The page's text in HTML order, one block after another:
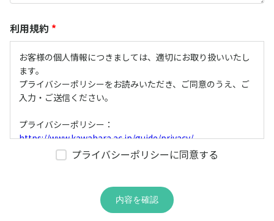
利用規約 *
お客様の個人情報につきましては、適切にお取り扱いいたし
ます。
プライバシーポリシーをお読みいただき、ご同意のうえ、ご
入力・ご送信ください。
プライバシーポリシー：
https://www.kawahara.ac.jp/guide/privacy/
プライバシーポリシーに同意する
内容を確認